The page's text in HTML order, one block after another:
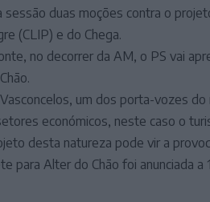
duas moções contra o
(CLIP) e do Chega.
no decorrer da AM, o PS vai
um dos porta-vozes
económicos, neste caso o
desta natureza pode vir a
para Alter do Chão foi anunciada a